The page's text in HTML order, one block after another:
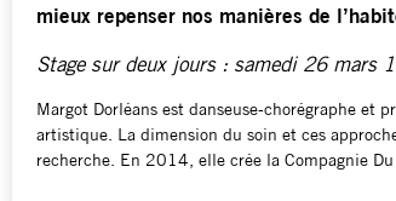
mieux repenser nos manières de
Stage sur deux jours : samedi 26 mars
Margot Dorléans est danseuse-chorégraphe et
artistique. La dimension du soin et ces
recherche. En 2014, elle crée la Compagnie